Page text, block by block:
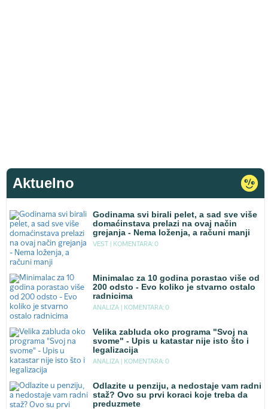
Aktuelno
Godinama svi birali pelet, a sad sve više
domaćinstava prelazi na ovaj način
grejanja - Nema loženja, a računi manji
VEST | KOMENTARA: 0
Minimalac za 10 godina porastao više od
200 odsto - Evo koliko je stvarno ostalo
radnicima
ANALIZA | KOMENTARA: 0
Velika zabluda oko programa "Svoj na
svome" - Upis u katastar nije isto što i
legalizacija
ANALIZA | KOMENTARA: 0
Odlazite u penziju, a nedostaje vam radni
staž? Ovo su prvi koraci koje treba da
preduzmete